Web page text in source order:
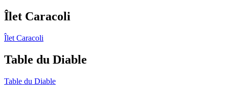
Îlet Caracoli
Îlet Caracoli
Table du Diable
Table du Diable